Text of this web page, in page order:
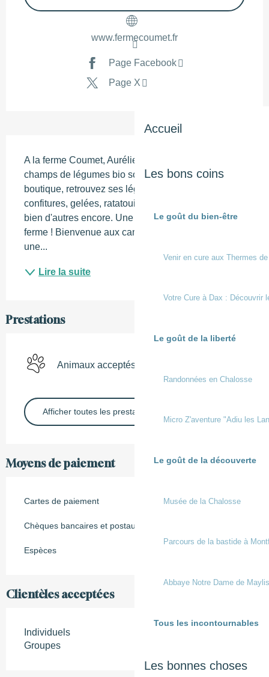
Accueil
Les bons coins
Le goût du bien-être
Venir en cure aux Thermes
Votre Cure à Dax : Découvrir
Le goût de la liberté
Randonnées en Chalosse
Micro Z'aventure "Adiu les
Le goût de la découverte
Musée de la Chalosse
Parcours de la bastide à
Abbaye Notre Dame de Maylis
Tous les incontournables
Les bonnes choses
www.fermecoumet.fr
Page Facebook
Page X
A la ferme Coumet, Aurélie vous accueille face aux
champs de légumes bio sous serres. Dans la
boutique, retrouvez ses légumes bio mais aussi
confitures, gelées, ratatouille, produits laitiers et
bien d'autres encore. Une véritable supérette à la
ferme ! Bienvenue aux camping-caristes grâce à
une...
Lire la suite
Prestations
Animaux acceptés
Afficher toutes les prestations
Moyens de paiement
Cartes de paiement
Chèques bancaires et postaux
Espèces
Clientèles acceptées
Individuels
Groupes